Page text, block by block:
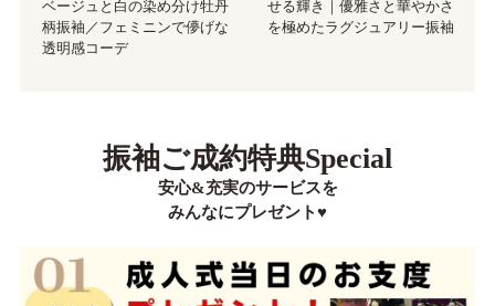
ベージュと白の染め分け牡丹
柄振袖／フェミニンで儚げな
透明感コーデ
せる輝き｜優雅さと華やかさ
を極めたラグジュアリー振袖
振袖ご成約特典Special
安心&充実のサービスを
みんなにプレゼント♥